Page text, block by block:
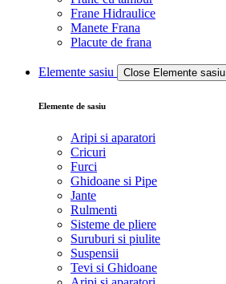
Frane Hidraulice
Manete Frana
Placute de frana
Elemente sasiu Close Elemente sasiu
Elemente de sasiu
Aripi si aparatori
Cricuri
Furci
Ghidoane si Pipe
Jante
Rulmenti
Sisteme de pliere
Suruburi si piulite
Suspensii
Tevi si Ghidoane